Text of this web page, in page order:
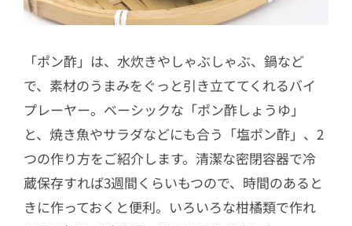
「ポン酢」は、水炊きやしゃぶしゃぶ、鍋など
で、素材のうまみをぐっと引き立ててくれるバイ
プレーヤー。ベーシックな「ポン酢しょうゆ」
と、焼き魚やサラダなどにも合う「塩ポン酢」、2
つの作り方をご紹介します。清潔な密閉容器で冷
蔵保存すれば3週間くらいもつので、時間のあると
きに作っておくと便利。いろいろな柑橘類で作れ